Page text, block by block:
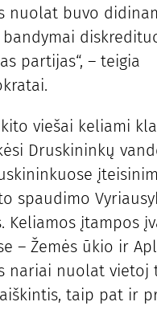
nuolat buvo
partijas“, – teigia
kito viešai keliami
Druskininkų
spaudimo
Keliamos įtampos
– Žemės ūkio ir
nariai nuolat vietoj
taip pat ir